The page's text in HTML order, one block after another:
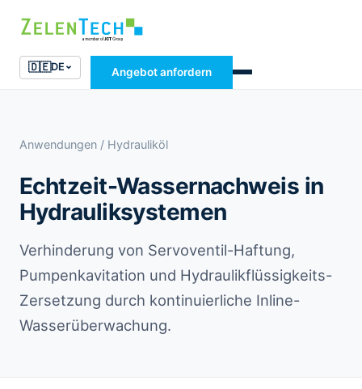
🇩🇪DE Angebot anfordern
Anwendungen / Hydrauliköl
Echtzeit-Wassernachweis in
Hydrauliksystemen
Verhinderung von Servoventil-Haftung,
Pumpenkavitation und Hydraulikflüssigkeits-
Zersetzung durch kontinuierliche Inline-
Wasserüberwachung.